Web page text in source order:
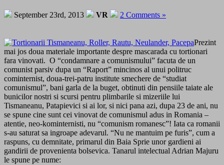
September 23rd, 2013 VR 2 Comments »
Prezint
mai jos doua materiale importante despre mascarada cu tortionari
fara vinovati. O “condamnare a comunismului” facuta de un
comunist parsiv dupa un “Raport” mincinos al unui politruc
cominternist, doua-trei-patru institute smechere de “studiat
comunismul”, bani garla de la buget, obtinuti din pensiile taiate ale
bunicilor nostri si scursi pentru plimbarile si mizeriile lui
Tismaneanu, Patapievici si ai lor, si nici pana azi, dupa 23 de ani, nu
se spune cine sunt cei vinovat de comunismul adus in Romania –
atentie, neo-kominternisti, nu “comunism romanesc”! Iata ca romanii
s-au saturat sa ingroape adevarul. “Nu ne mantuim pe furis”, cum a
raspuns, cu demnitate, primarul din Baia Sprie unor gardieni ai
gandirii de provenienta bolsevica. Tanarul intelectual Adrian Majuru
le spune pe nume: